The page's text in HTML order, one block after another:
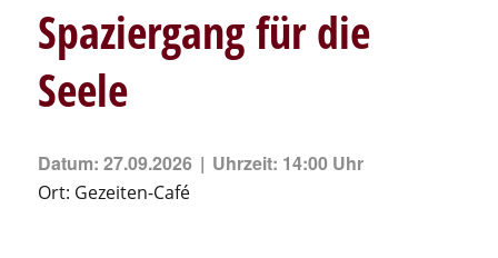
Spaziergang für die
Seele
Datum: 27.09.2026 Uhrzeit: 14:00 Uhr
Ort: Gezeiten-Café